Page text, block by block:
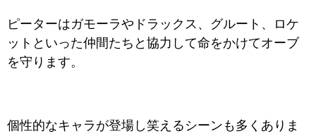
ピーターはガモーラやドラックス、グルート、ロケ
ットといった仲間たちと協力して命をかけてオーブ
を守ります。
個性的なキャラが登場し笑えるシーンも多くありま